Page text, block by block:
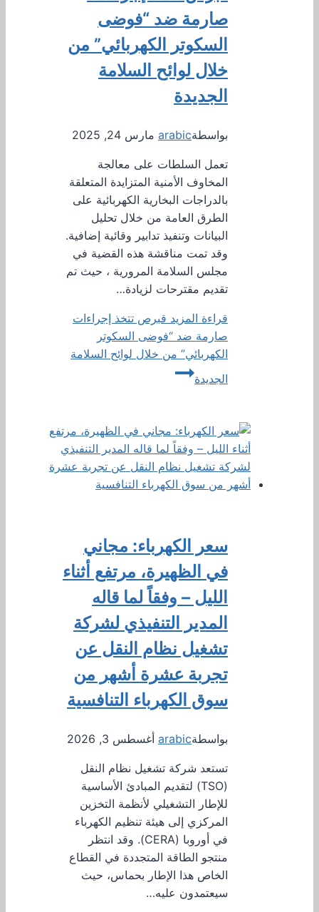
صارمة ضد “فوضى
السكوتر الكهربائي” من
خلال لوائح السلامة
الجديدة
بواسطةarabic مارس 24, 2025
تعمل السلطات على معالجة
المخاوف الأمنية المتزايدة المتعلقة
بالدراجات البخارية الكهربائية على
الطرق العامة من خلال تحليل
البيانات وتنفيذ تدابير وقائية إضافية.
وقد تمت مناقشة هذه القضية في
مجلس السلامة المرورية ، حيث تم
تقديم مقترحات لزيادة…
قراءة المزيد قبرص تتخذ إجراءات
صارمة ضد “فوضى السكوتر
الكهربائي” من خلال لوائح السلامة
الجديدة
سعر الكهرباء: مجاني
في الظهيرة، مرتفع أثناء
الليل – وفقاً لما قاله
المدير التنفيذي لشركة
تشغيل نظام النقل عن
تجربة عشرة أشهر من
سوق الكهرباء التنافسية
بواسطةarabic أغسطس 3, 2026
تستعد شركة تشغيل نظام النقل
(TSO) لتقديم المبادئ الأساسية
للإطار التشغيلي لأنظمة التخزين
المركزي إلى هيئة تنظيم الكهرباء
في أوروبا (CERA). وقد انتظر
منتجو الطاقة المتجددة في القطاع
الخاص هذا الإطار بحماس، حيث
سيعتمدون عليه…